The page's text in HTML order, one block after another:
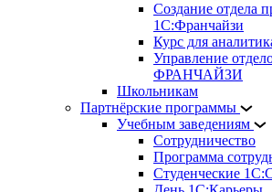
Создание отдела
1С:Франчайзи
Курс для
Управление
ФРАНЧАЙЗИ
Школьникам
Партнёрские программы
Учебным заведениям
Сотрудничество
Программа
Студенческие